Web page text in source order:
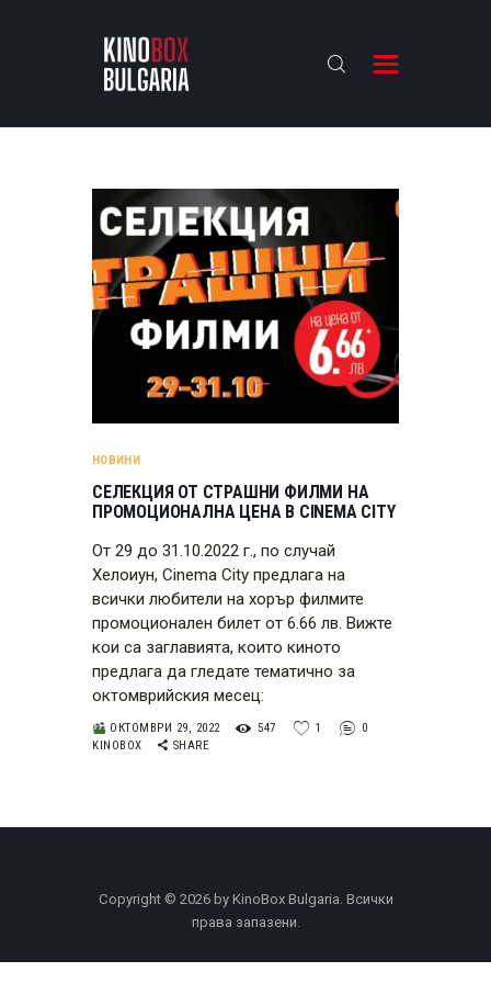
KINOBOX BULGARIA
АНАЛИЗИ
БАХТИ НАГРАДИТЕ
ИНТЕРВЮТА
ЗА НАС
НОВИНИ
СЕЛЕКЦИЯ ОТ СТРАШНИ ФИЛМИ НА
ПРОМОЦИОНАЛНА ЦЕНА В CINEMA CITY
От 29 до 31.10.2022 г., по случай
Хелоиун, Cinema City предлага на
всички любители на хорър филмите
промоционален билет от 6.66 лв. Вижте
кои са заглавията, които киното
предлага да гледате тематично за
октомврийския месец:
ОКТОМВРИ 29, 2022 547 1
0
KINOBOX
SHARE
Copyright © 2026 by KinoBox Bulgaria. Всички
права запазени.